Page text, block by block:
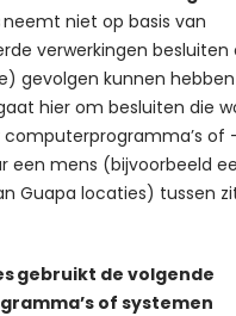
neemt niet op basis van
verwerkingen besluiten
gevolgen kunnen
hier om besluiten die
of
een mens (bijvoorbeeld
Guapa locaties) tussen
gebruikt de volgende
of systemen